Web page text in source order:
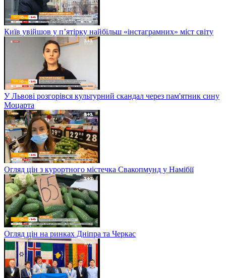
Київ увійшов у п’ятірку найбільш «інстаграмних» міст світу
У Львові розгорівся культурний скандал через пам'ятник сину
Моцарта
Огляд цін з курортного містечка Свакопмунд у Намібії
Огляд цін на ринках Дніпра та Черкас